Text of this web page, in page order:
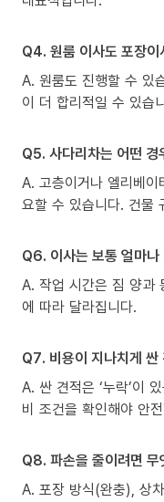
Q4. 원룸 이사도 포장
A. 원룸도 진행할 수 있
이 더 합리적일 수 있습
Q5. 사다리차는 어떤 경
A. 고층이거나 엘리베
요할 수 있습니다. 건물
Q6. 이사는 보통 얼마나
A. 작업 시간은 짐 양과
에 따라 달라집니다.
Q7. 비용이 지나치게 싼
A. 싼 견적은 ‘누락’이
비 조건을 확인해야 안
Q8. 파손을 줄이려면
A. 포장 방식(완충), 상